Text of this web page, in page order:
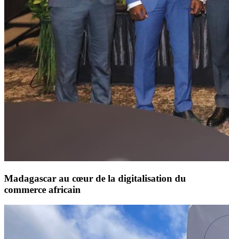
Madagascar au cœur de la digitalisation du
commerce africain